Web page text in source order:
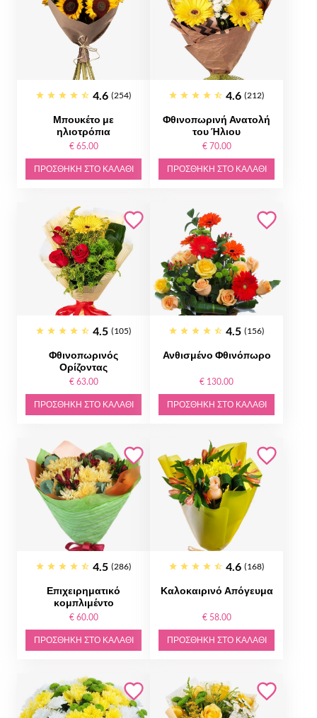
4.6 (254)
Μπουκέτο με
ηλιοτρόπια
€ 65.00
ΠΡΟΣΘΉΚΗ ΣΤΟ ΚΑΛΆΘΙ
4.6 (212)
Φθινοπωρινή Ανατολή
του Ήλιου
€ 70.00
ΠΡΟΣΘΉΚΗ ΣΤΟ ΚΑΛΆΘΙ
4.5 (105)
Φθινοπωρινός
Ορίζοντας
€ 63.00
ΠΡΟΣΘΉΚΗ ΣΤΟ ΚΑΛΆΘΙ
4.5 (156)
Ανθισμένο Φθινόπωρο
€ 130.00
ΠΡΟΣΘΉΚΗ ΣΤΟ ΚΑΛΆΘΙ
4.5 (286)
Επιχειρηματικό
κομπλιμέντο
€ 60.00
ΠΡΟΣΘΉΚΗ ΣΤΟ ΚΑΛΆΘΙ
4.6 (168)
Καλοκαιρινό Απόγευμα
€ 58.00
ΠΡΟΣΘΉΚΗ ΣΤΟ ΚΑΛΆΘΙ